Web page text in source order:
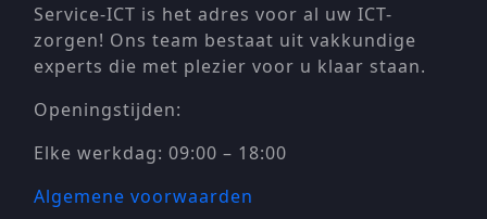
Service-ICT is het adres voor al uw ICT-
zorgen! Ons team bestaat uit vakkundige
experts die met plezier voor u klaar staan.
Openingstijden:
Elke werkdag: 09:00 – 18:00
Algemene voorwaarden